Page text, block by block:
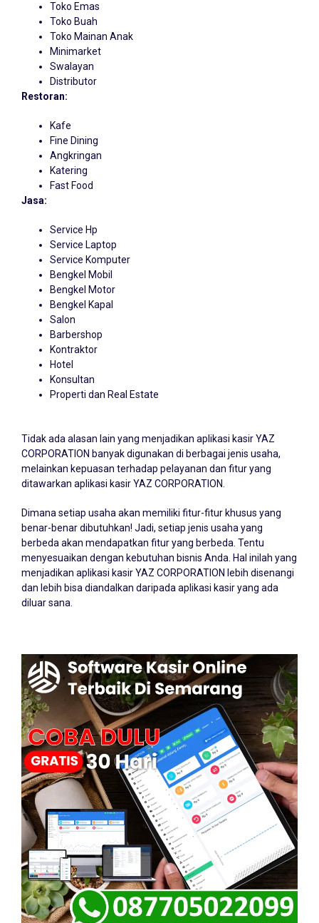
Toko Emas
Toko Buah
Toko Mainan Anak
Minimarket
Swalayan
Distributor
Restoran:
Kafe
Fine Dining
Angkringan
Katering
Fast Food
Jasa:
Service Hp
Service Laptop
Service Komputer
Bengkel Mobil
Bengkel Motor
Bengkel Kapal
Salon
Barbershop
Kontraktor
Hotel
Konsultan
Properti dan Real Estate
Tidak ada alasan lain yang menjadikan aplikasi kasir YAZ
CORPORATION banyak digunakan di berbagai jenis usaha,
melainkan kepuasan terhadap pelayanan dan fitur yang
ditawarkan aplikasi kasir YAZ CORPORATION.
Dimana setiap usaha akan memiliki fitur-fitur khusus yang
benar-benar dibutuhkan! Jadi, setiap jenis usaha yang
berbeda akan mendapatkan fitur yang berbeda. Tentu
menyesuaikan dengan kebutuhan bisnis Anda. Hal inilah yang
menjadikan aplikasi kasir YAZ CORPORATION lebih disenangi
dan lebih bisa diandalkan daripada aplikasi kasir yang ada
diluar sana.